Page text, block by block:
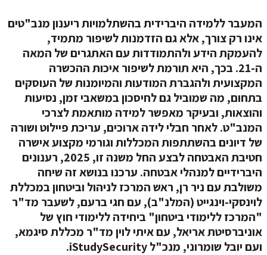
ללמידה היברידית בהשתלמויות ריענון מנב"טים
רק צורך, אלא גם הזדמנות לשיפור מתמיד,
הידע ולהתמודדות עם האתגרים של המאה
ה-21. בכך, היא תורמת לשיפור איכות ההכשרה
ולהגברת המודעות והמיומנות של העוסקים
מה שמוביל גם לחיסכון במשאבי זמן, נסיעות
ובעיקר מאפשר למידה מותאמת לצרכי
.לאחר חבלי לידה ארוכים, עריכת פיילוט ושורה
דיונים בהשתתפות המכללות וגורמי מקצוע אישרה
חטיבת האבטחה לבצע החל משנה זו, 2025, רענונים
למנהלי אבטחה.ערכנובנושא זה שיחה
עם ניר רן, ראש המרכז לניהול וביטחון במכללת
וינגייט (המלנ"ב), עם חגי ברעם, לשעבר מד"ר
ללימודי ביטחון" ביחידה ללימודי חוץ של
אריאל, עם איתי לוין מד"ר מכללת סיגמא,
יובל שומרוני, מנכ"לiStudySecurity
.